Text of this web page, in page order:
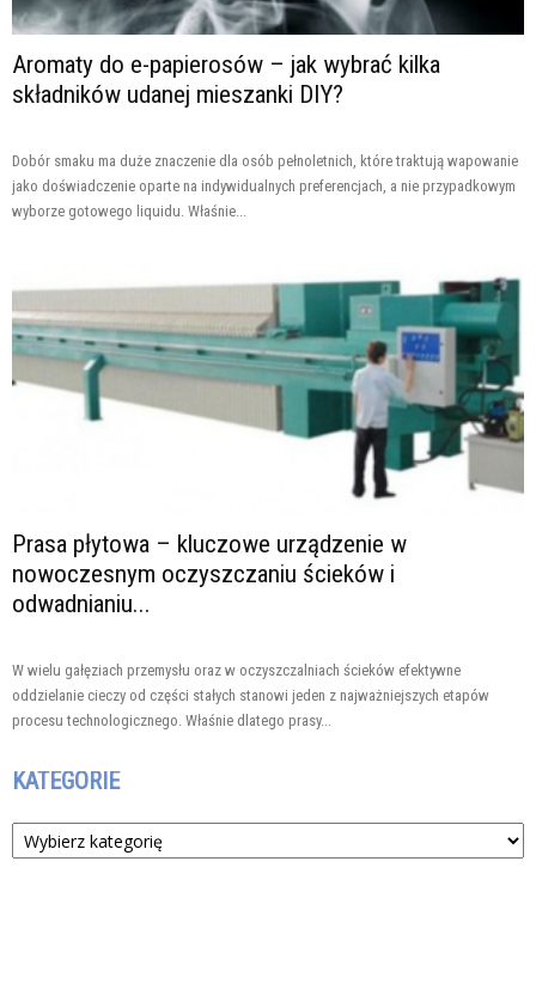
Aromaty do e-papierosów – jak wybrać kilka
składników udanej mieszanki DIY?
Dobór smaku ma duże znaczenie dla osób pełnoletnich, które traktują wapowanie
jako doświadczenie oparte na indywidualnych preferencjach, a nie przypadkowym
wyborze gotowego liquidu. Właśnie...
Prasa płytowa – kluczowe urządzenie w
nowoczesnym oczyszczaniu ścieków i
odwadnianiu...
W wielu gałęziach przemysłu oraz w oczyszczalniach ścieków efektywne
oddzielanie cieczy od części stałych stanowi jeden z najważniejszych etapów
procesu technologicznego. Właśnie dlatego prasy...
KATEGORIE
Kategorie